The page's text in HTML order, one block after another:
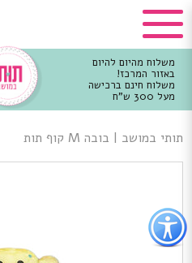
כפתור
לפתיחת
תפריט
נגישות
משלוח מהיום להיום
באזור המרכז!
משלוח חינם ברכישה
מעל 300 ש"ח
מרכזי
תותי במושב | בובה M קוף תות